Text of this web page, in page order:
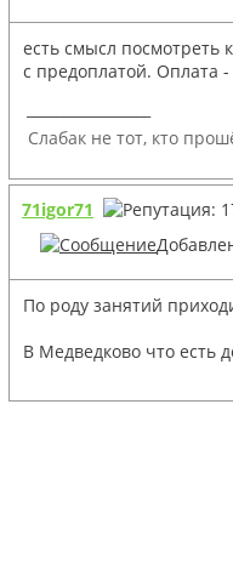
есть смысл посмотреть
с предоплатой. Оплата
Слабак не тот, кто
71igor71
По роду занятий
В Медведково что есть